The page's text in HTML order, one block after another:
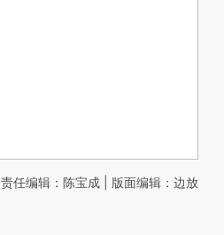
责任编辑：陈宝成 | 版面编辑：边放